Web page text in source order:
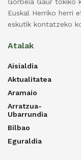
Euskal Herriko herri
eskutik kontatzeko
Atalak
Aisialdia
Aktualitatea
Aramaio
Arratzua-
Ubarrundia
Bilbao
Eguraldia